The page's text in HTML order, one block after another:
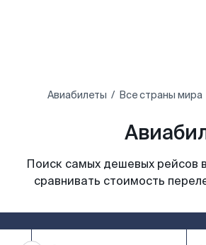
Авиабилеты Все страны мира
Поиск самых дешевых рейсов
сравнивать стоимость